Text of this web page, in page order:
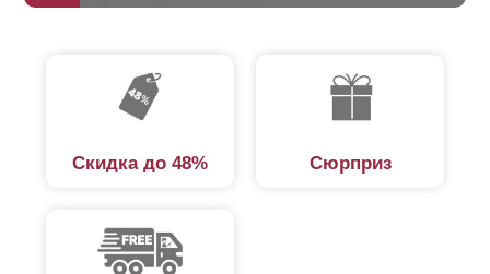
Скидка до 48% Сюрприз